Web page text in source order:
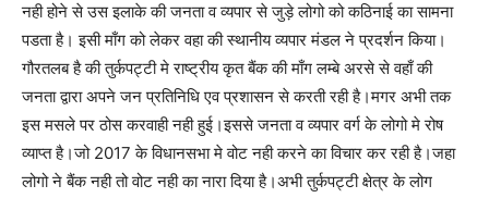
नही होने से उस इलाके की जनता व व्यपार से जुड़े लोगो को कठिनाई का सामना
पडता है। इसी माँग को लेकर वहा की स्थानीय व्यपार मंडल ने प्रदर्शन किया।
गौरतलब है की तुर्कपट्टी मे राष्ट्रीय कृत बैंक की माँग लम्बे अरसे से वहाँ की
जनता द्वारा अपने जन प्रतिनिधि एव प्रशासन से करती रही है।मगर अभी तक
इस मसले पर ठोस करवाही नही हुई।इससे जनता व व्यपार वर्ग के लोगो मे रोष
व्याप्त है।जो 2017 के विधानसभा मे वोट नही करने का विचार कर रही है।जहा
लोगो ने बैंक नही तो वोट नही का नारा दिया है।अभी तुर्कपट्टी क्षेत्र के लोग